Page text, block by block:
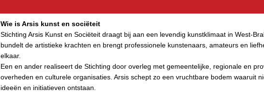
Wie is Arsis kunst en sociëteit
Stichting Arsis Kunst en Sociëteit draagt bij aan een levendig kunstklimaat in West-
bundelt de artistieke krachten en brengt professionele kunstenaars, amateurs en
elkaar.
Een en ander realiseert de Stichting door overleg met gemeentelijke, regionale en
overheden en culturele organisaties. Arsis schept zo een vruchtbare bodem waaruit
ideeën en initiatieven ontstaan.